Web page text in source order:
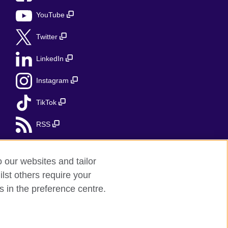
YouTube
Twitter
LinkedIn
Instagram
TikTok
RSS
our websites and tailor
others require your
in the preference centre.